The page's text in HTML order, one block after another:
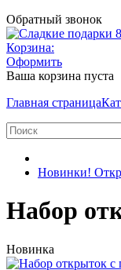
Обратный звонок
Корзина:
Оформить
Ваша корзина пуста
Главная страница
Новинки!
Набор
Новинка